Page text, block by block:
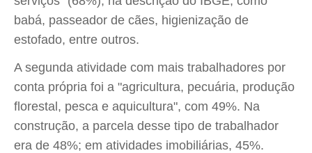
babá, passeador de cães, higienização de
estofado, entre outros.
A segunda atividade com mais trabalhadores por
conta própria foi a "agricultura, pecuária, produção
florestal, pesca e aquicultura", com 49%. Na
construção, a parcela desse tipo de trabalhador
era de 48%; em atividades imobiliárias, 45%.